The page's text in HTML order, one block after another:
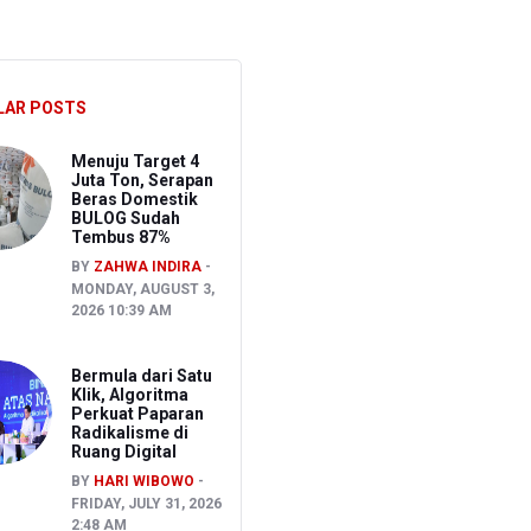
POSTS
Menuju Target 4
Juta Ton, Serapan
Beras Domestik
BULOG Sudah
Tembus 87%
BY ZAHWA INDIRA
MONDAY, AUGUST 3,
2026 10:39 AM
Bermula dari Satu
Klik, Algoritma
Perkuat Paparan
Radikalisme di
Ruang Digital
BY HARI WIBOWO
FRIDAY, JULY 31, 2026
2:48 AM